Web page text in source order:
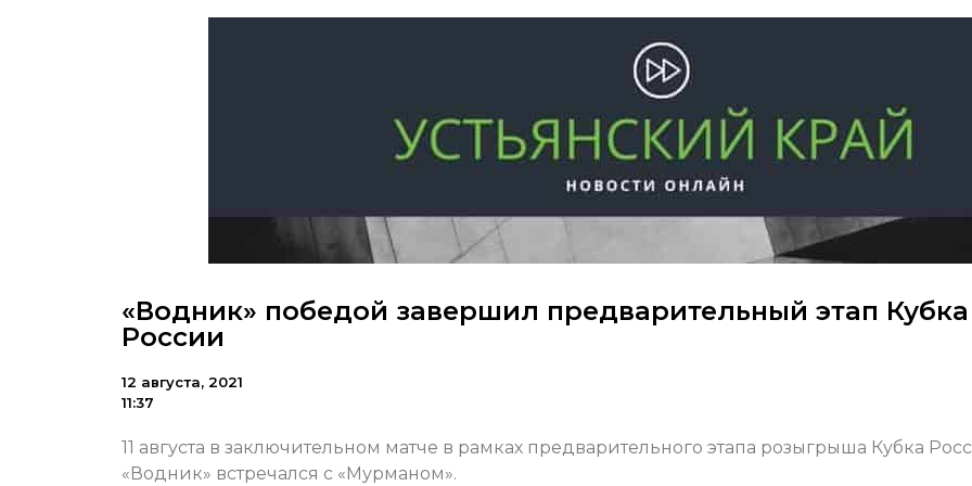
«Водник» победой завершил предварительный этап Кубка
России
12 августа, 2021
11:37
11 августа в заключительном матче в рамках предварительного этапа розыгрыша Кубка
«Водник» встречался с «Мурманом».